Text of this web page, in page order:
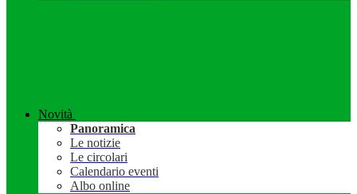
Novità
Panoramica
Le notizie
Le circolari
Calendario eventi
Albo online